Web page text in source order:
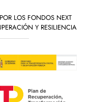
LOS FONDOS NEXT
Y RESILIENCIA